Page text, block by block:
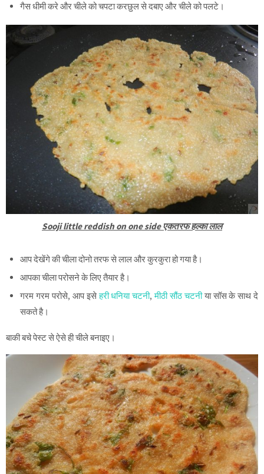
गैस धीमी करे और चीले को चपटा करछुल से दबाए और चीले को पलटे।
Sooji little reddish on one side एकतरफ हल्का लाल
आप देखेंगे की चीला दोनो तरफ से लाल और कुरकुरा हो गया है।
आपका चीला परोसने के लिए तैयार है।
गरम गरम परोसे, आप इसेहरी धनिया चटनी,मीठी सौंठ चटनीया सॉस के साथ दे
सकते है।
बाकी बचे पेस्ट से ऐसे ही चीले बनाइए।